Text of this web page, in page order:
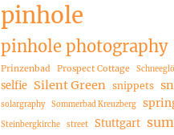
pinhole
pinhole photography
Prinzenbad
Prospect Cottage
selfie Silent Green snippets
solargraphy Sommerbad Kreuzberg
Steinbergkirche street Stuttgart